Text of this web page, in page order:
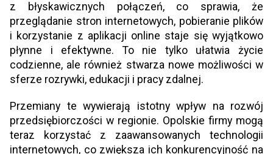
z błyskawicznych połączeń, co sprawia, że
przeglądanie stron internetowych, pobieranie plików
i korzystanie z aplikacji online staje się wyjątkowo
płynne i efektywne. To nie tylko ułatwia życie
codzienne, ale również stwarza nowe możliwości w
sferze rozrywki, edukacji i pracy zdalnej.
Przemiany te wywierają istotny wpływ na rozwój
przedsiębiorczości w regionie. Opolskie firmy mogą
teraz korzystać z zaawansowanych technologii
internetowych, co zwiększa ich konkurencyjność na